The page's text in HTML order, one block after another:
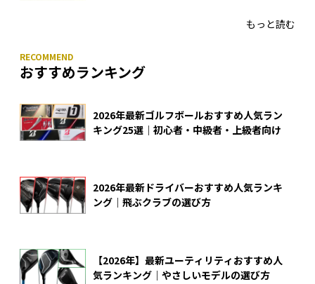
もっと読む
おすすめランキング
2026年最新ゴルフボールおすすめ人気ラン
キング25選｜初心者・中級者・上級者向け
2026年最新ドライバーおすすめ人気ランキ
ング｜飛ぶクラブの選び方
【2026年】最新ユーティリティおすすめ人
気ランキング｜やさしいモデルの選び方